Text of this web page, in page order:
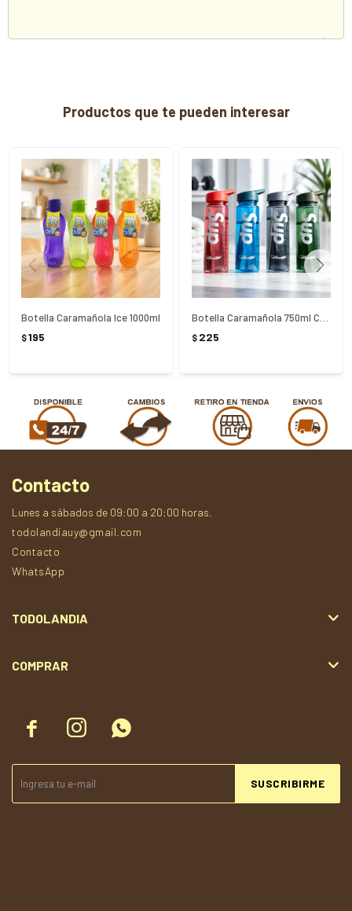
Productos que te pueden interesar
Botella Caramañola Ice 1000ml
$195 $ 225
  
SUSCRIBIRME
Contacto
Lunes a sábados de 09:00 a 20:00 horas.
todolandiauy@gmail.com
Contacto
WhatsApp
TODOLANDIA
COMPRAR